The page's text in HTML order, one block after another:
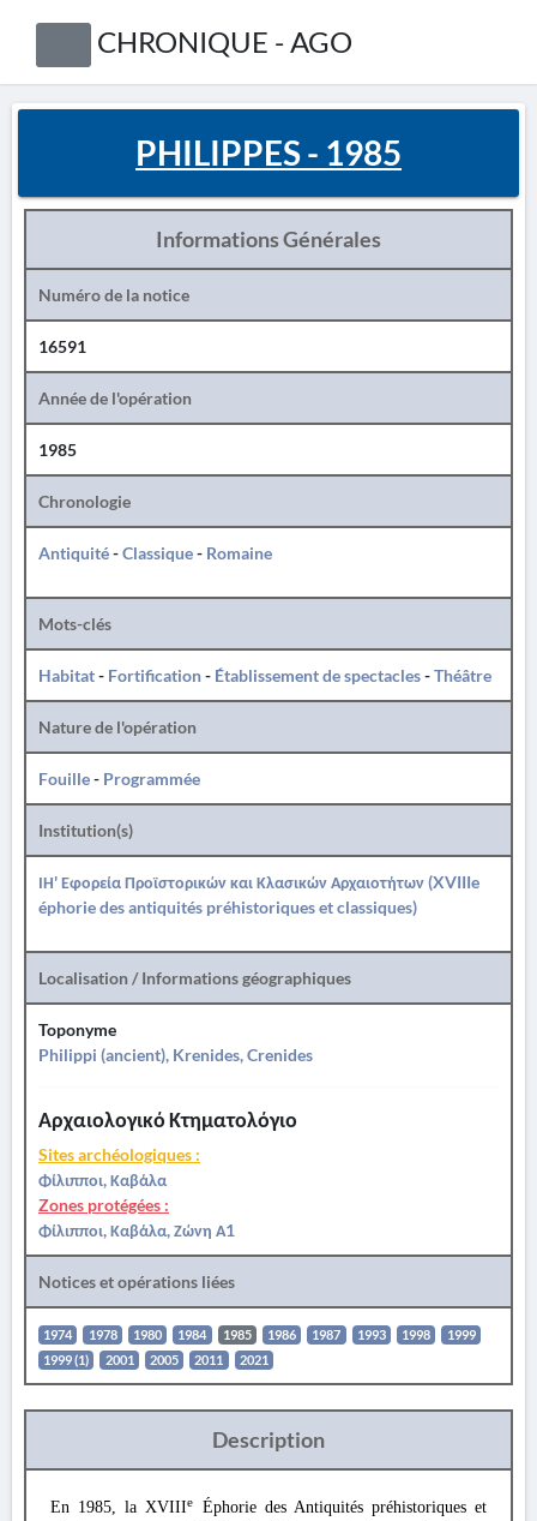
CHRONIQUE - AGO
PHILIPPES - 1985
Informations Générales
Numéro de la notice
16591
Année de l'opération
1985
Chronologie
Antiquité-Classique- Romaine
Mots-clés
Habitat- Fortification- Établissement de spectacles-Théâtre
Nature de l'opération
Fouille- Programmée
Institution(s)
ΙΗ' Εφορεία Προϊστορικών και Κλασικών Αρχαιοτήτων (XVIIIe
éphorie des antiquités préhistoriques et classiques)
Localisation / Informations géographiques
Toponyme
Philippi (ancient), Krenides, Crenides
Αρχαιολογικό Κτηματολόγιο
Sites archéologiques :
Φίλιπποι, Καβάλα
Zones protégées :
Φίλιπποι, Καβάλα, Ζώνη Α1
Notices et opérations liées
1974 1978 1980 1984 1985 1986 1987 1993 1998
1999
1999 (1)
2001 2005 2011 2021
Description
En 1985, la XVIIIe
Éphorie des Antiquités préhistoriques et